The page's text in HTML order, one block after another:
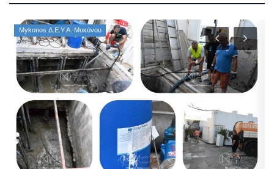
Mykonos Δ.Ε.Υ.Α. Μυκόνου